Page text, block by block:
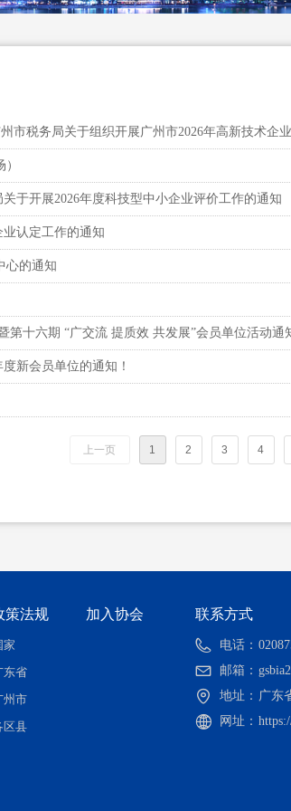
市税务局关于组织开展广州市2026年高新技术企
于开展2026年度科技型中小企业评价工作的通知
认定工作的通知
心的通知
十六期 “广交流 提质效 共发展”会员单位活动通
新会员单位的通知！
上一页 1 2 3 4
策法规 加入协会
家
东省
州市
区县
联系方式
电话：
邮箱：
地址： 广东
网址：